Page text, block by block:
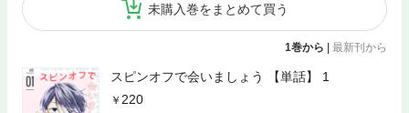
未購入巻をまとめて買う
1巻から | 最新刊から
スピンオフで会いましょう 【単話】 1
220